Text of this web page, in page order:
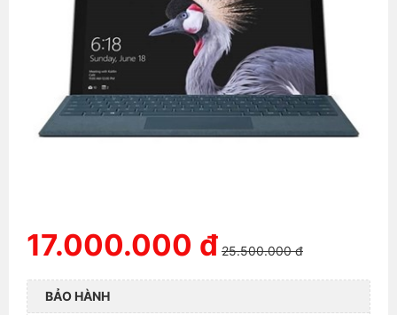
17.000.000 đ 25.500.000 đ
BẢO HÀNH